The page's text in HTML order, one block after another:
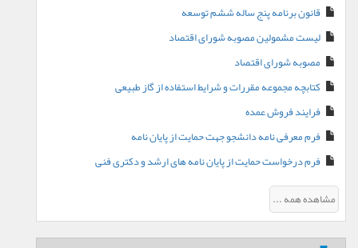
قانون برنامه پنج ساله ششم توسعه
لیست مشمولین مصوبه شورای اقتصاد
مصوبه شورای اقتصاد
کتابچه مجموعه مقررات و شرایط استفاده از گاز طبیعی
فرایند فروش عمده
فرم معرفی نامه دانشجو جهت حمایت از پایان نامه
فرم درخواست حمایت از پایان نامه های ارشد و دکتری فنی
مشاهده همه ...